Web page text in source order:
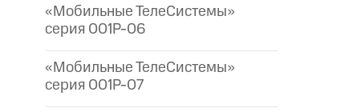
«Мобильные ТелеСистемы»
серия 001P-06
«Мобильные ТелеСистемы»
серия 001P-07